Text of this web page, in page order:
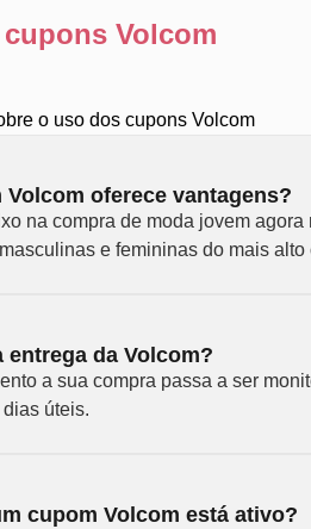
Volcom
o uso dos cupons Volcom
Volcom oferece vantagens?
na compra de moda jovem
e femininas do mais alto
entrega da Volcom?
a sua compra passa a ser
úteis.
cupom Volcom está ativo?